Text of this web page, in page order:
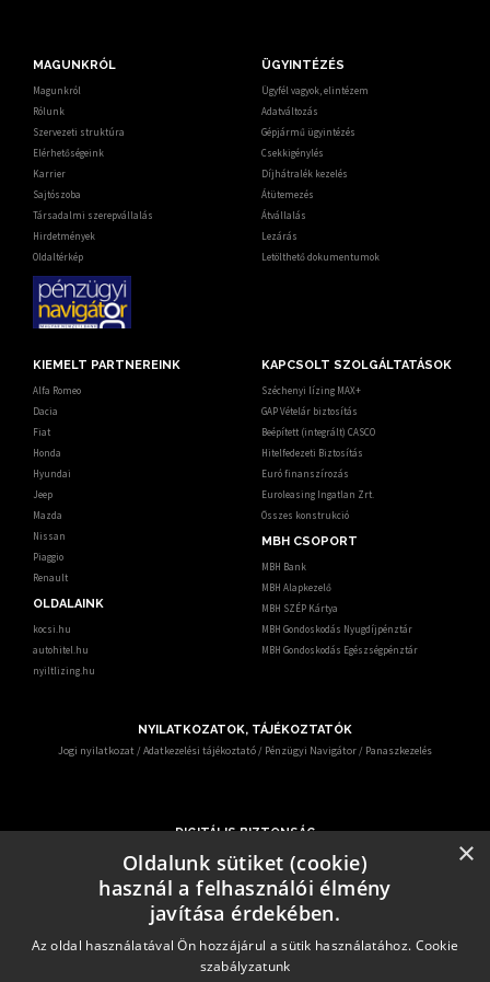
MAGUNKRÓL
Magunkról
Rólunk
Szervezeti struktúra
Elérhetőségeink
Karrier
Sajtószoba
Társadalmi szerepvállalás
Hirdetmények
Oldaltérkép
ÜGYINTÉZÉS
Ügyfél vagyok, elintézem
Adatváltozás
Gépjármű ügyintézés
Csekkigénylés
Díjhátralék kezelés
Átütemezés
Átvállalás
Lezárás
Letölthető dokumentumok
KIEMELT PARTNEREINK
Alfa Romeo
Dacia
Fiat
Honda
Hyundai
Jeep
Mazda
Nissan
Piaggio
Renault
OLDALAINK
kocsi.hu
autohitel.hu
nyiltlizing.hu
KAPCSOLT SZOLGÁLTATÁSOK
Széchenyi lízing MAX+
GAP Vételár biztosítás
Beépített (integrált) CASCO
Hitelfedezeti Biztosítás
Euró finanszírozás
Euroleasing Ingatlan Zrt.
Összes konstrukció
MBH CSOPORT
MBH Bank
MBH Alapkezelő
MBH SZÉP Kártya
MBH Gondoskodás Nyugdíjpénztár
MBH Gondoskodás Egészségpénztár
NYILATKOZATOK, TÁJÉKOZTATÓK
Jogi nyilatkozat/Adatkezelési tájékoztató/ Pénzügyi Navigátor/ Panaszkezelés
DIGITÁLIS BIZTONSÁG
Ismerje meg, hogy mit tehet digitális biztonsága érdekében.
Az egyre gyakrabban előforduló online csalások miatt – KiberPajzs néven - oktatási
programot indított több hatóság és szervezet.
Erről az alábbi elérhetőségen keresztül informálódhatnak a pénzügyi fogyasztók:
https:/kiberpajzs.hu.
×
Oldalunk sütiket (cookie)
használ a felhasználói élmény
javítása érdekében.
Az oldal használatával Ön hozzájárul a sütik használatához. Cookie
szabályzatunk